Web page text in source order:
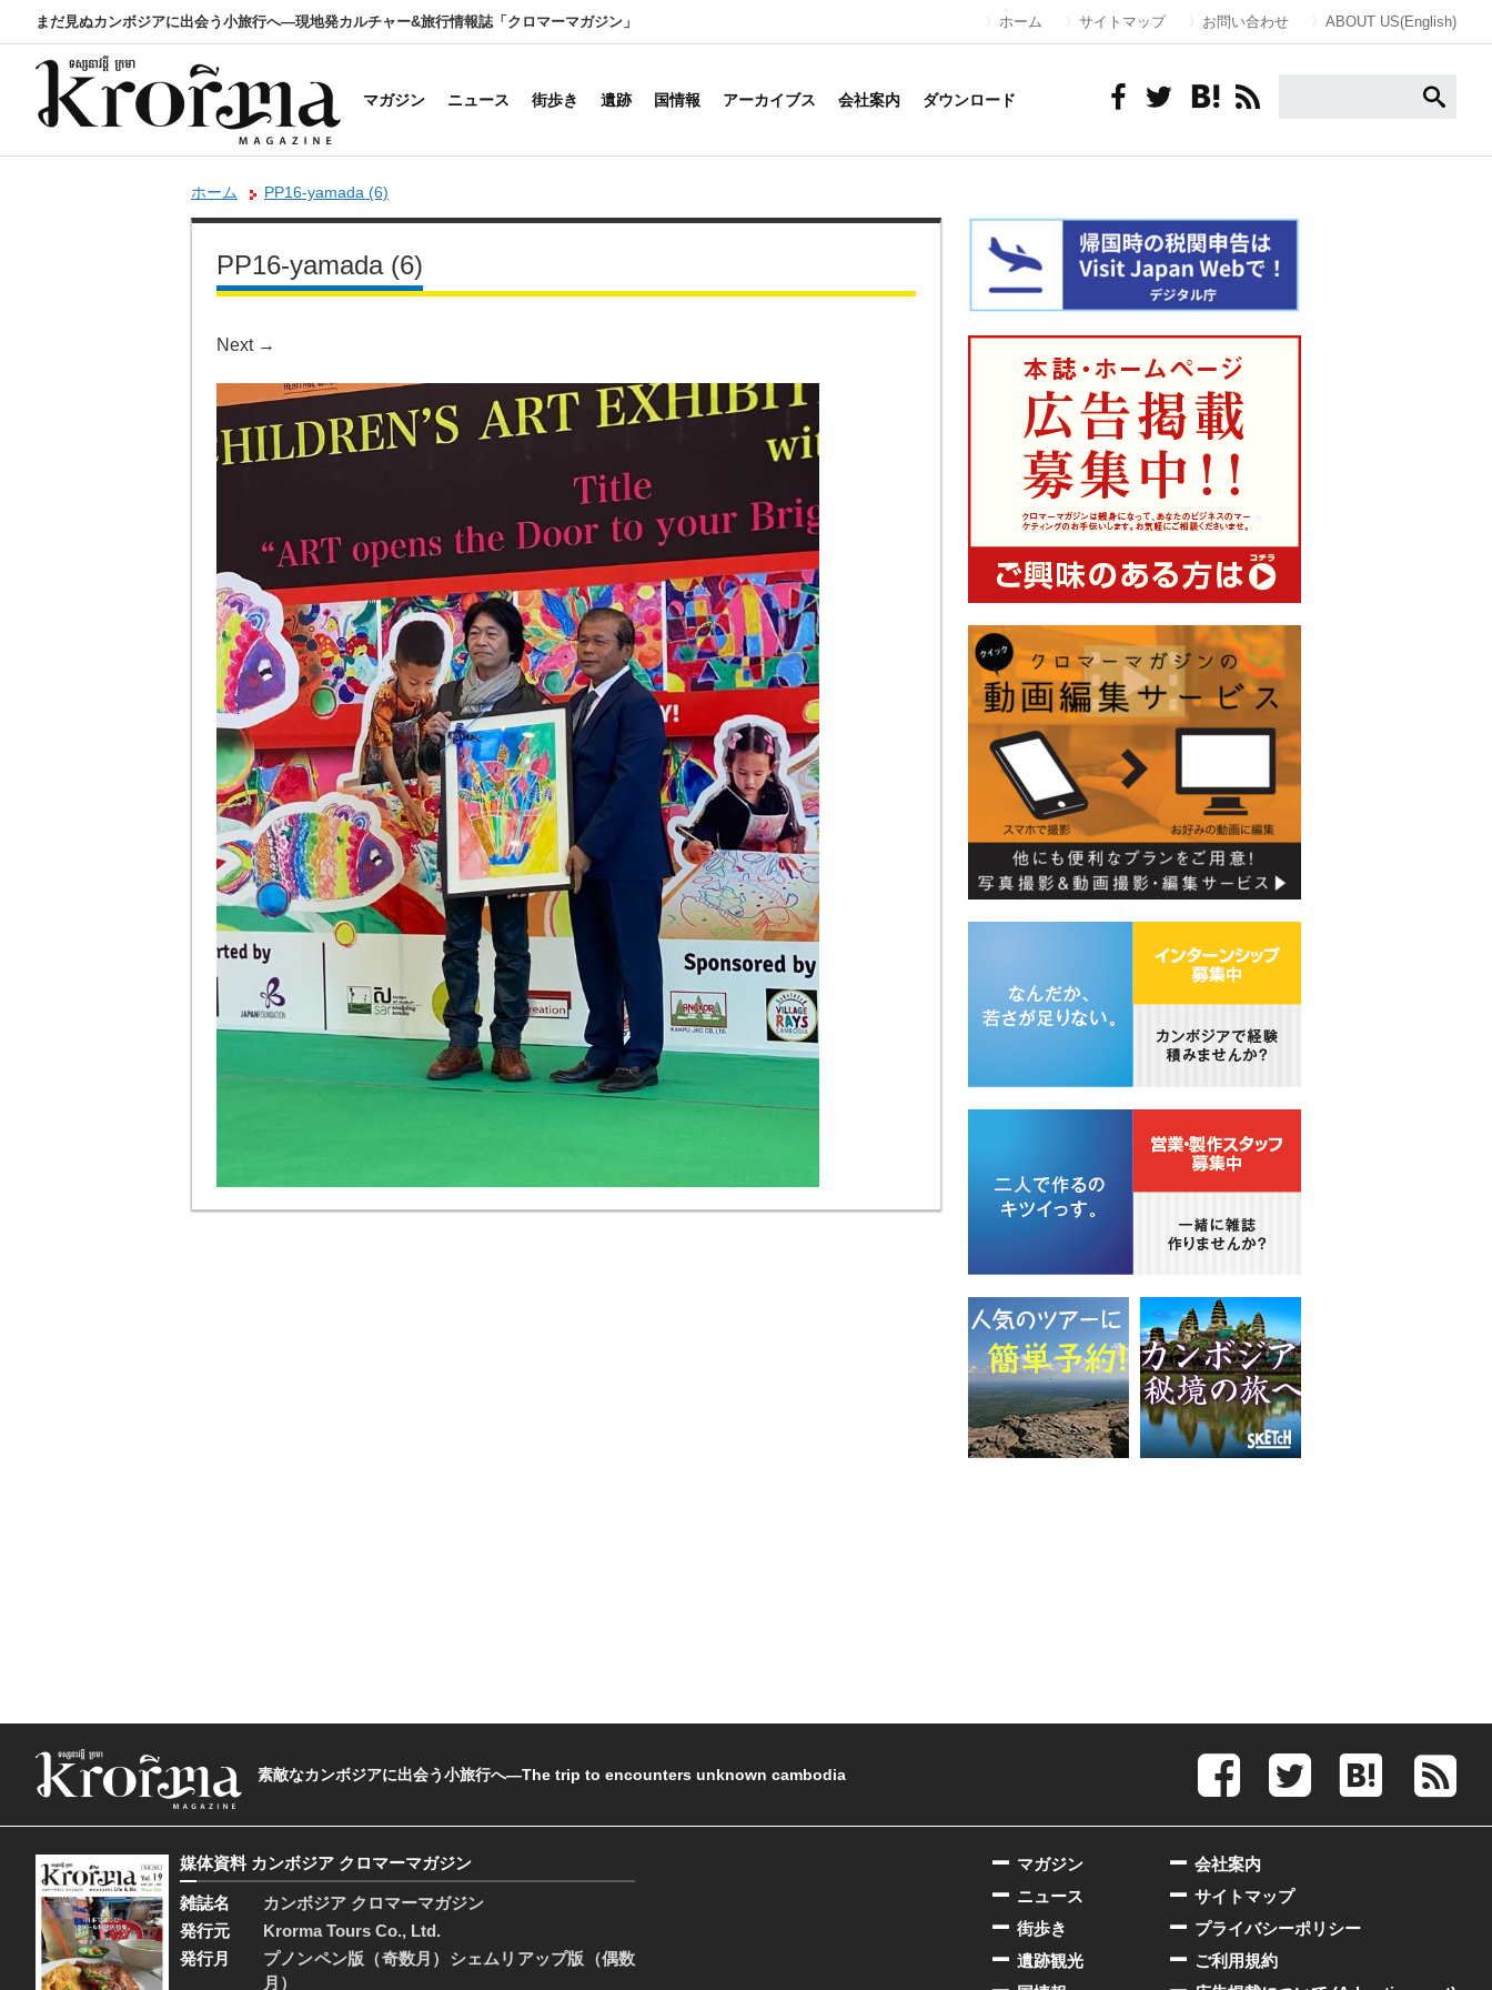
まだ見ぬカンボジアに出会う小旅行へ―現地発カルチャー&旅行情報誌「クロマーマガジン」 ホーム サイトマップ お問い合わせ ABOUT US(English)
マガジン ニュース 街歩き 遺跡 国情報 アーカイブス 会社案内 ダウンロード
ホーム PP16-yamada (6)
PP16-yamada (6)
Next →
素敵なカンボジアに出会う小旅行へ―The trip to encounters unknown cambodia
媒体資料 カンボジア クロマーマガジン
雑誌名
カンボジア クロマーマガジン
発行元
Krorma Tours Co., Ltd.
発行月
プノンペン版（奇数月）シェムリアップ版（偶数
月）
会社案内
サイトマップ
プライバシーポリシー
ご利用規約
マガジン
ニュース
街歩き
遺跡観光